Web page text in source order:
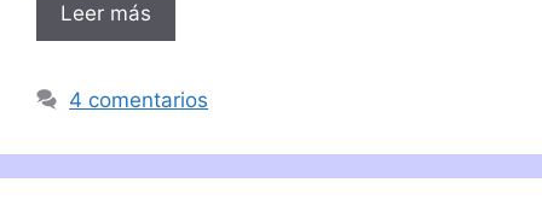
Leer más
4 comentarios